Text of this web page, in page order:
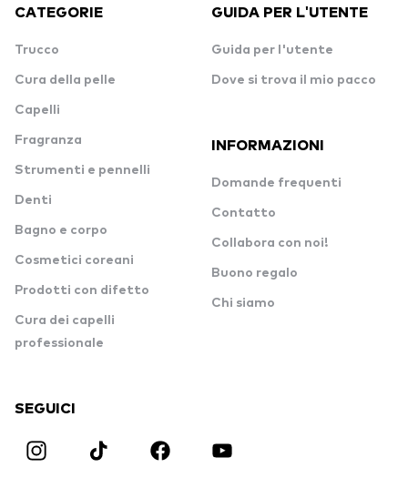
CATEGORIE
Trucco
Cura della pelle
Capelli
Fragranza
Strumenti e pennelli
Denti
Bagno e corpo
Cosmetici coreani
Prodotti con difetto
Cura dei capelli
professionale
GUIDA PER L'UTENTE
Guida per l'utente
Dove si trova il mio pacco
INFORMAZIONI
Domande frequenti
Contatto
Collabora con noi!
Buono regalo
Chi siamo
SEGUICI